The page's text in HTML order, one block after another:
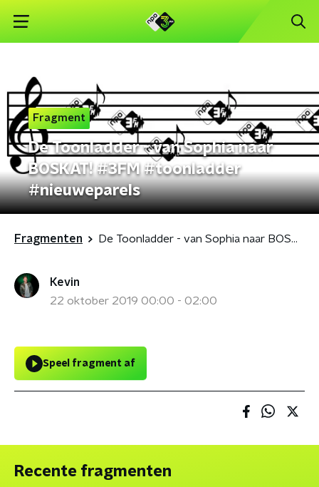
Fragment
De Toonladder - van Sophia naar
BOSKAT! #3FM #toonladder
#nieuweparels
Fragmenten De Toonladder - van Sophia naar BOSKAT! #3FM #toonladder #nieuweparels
Kevin
22 oktober 2019 00:00 - 02:00
Speel fragment af
Recente fragmenten